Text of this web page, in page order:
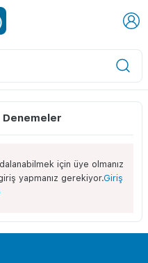
için üye olmanız
yapmanız gerekiyor.Giriş